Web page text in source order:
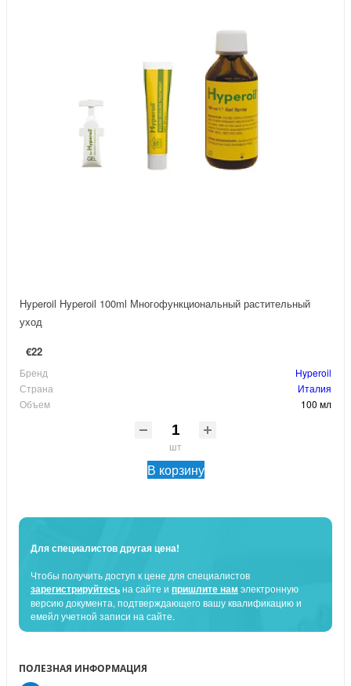
Hyperoil Hyperoil 100ml Многофункциональный растительный
уход
€22
Бренд
Hyperoil
Страна
Италия
Объем
100 мл
шт
В корзину
Для специалистов другая цена!
Чтобы получить доступ к цене для специалистов
зарегистрируйтесьна сайте и пришлите нам электронную
версию документа, подтверждающего вашу квалификацию и
емейл учетной записи на сайте.
ПОЛЕЗНАЯ ИНФОРМАЦИЯ